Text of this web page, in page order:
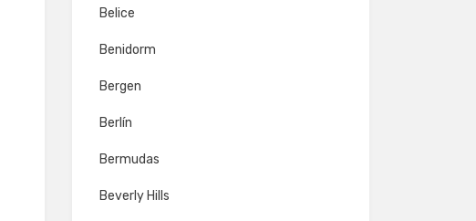
Belice
Benidorm
Bergen
Berlín
Bermudas
Beverly Hills